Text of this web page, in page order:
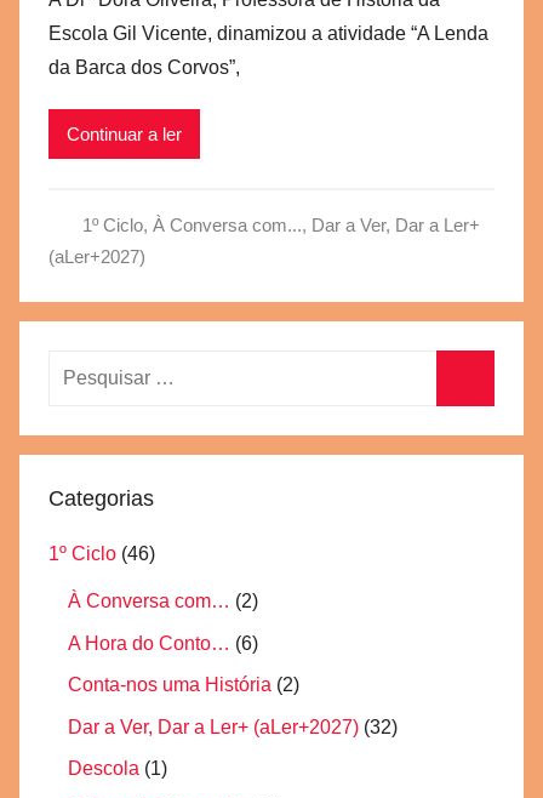
r
a
c
Escola Gil Vicente, dinamizou a atividade “A Lenda
da Barca dos Corvos”,
Continuar a ler
1º Ciclo, À Conversa com..., Dar a Ver, Dar a Ler+
(aLer+2027)
Pesquisar
Categorias
1º Ciclo (46)
À Conversa com… (2)
A Hora do Conto… (6)
Conta-nos uma História (2)
Dar a Ver, Dar a Ler+ (aLer+2027) (32)
Descola (1)